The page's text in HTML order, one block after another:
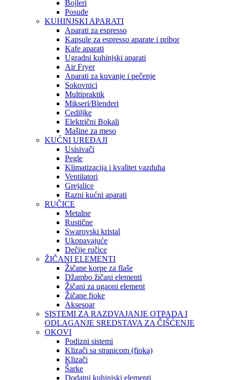
Bojleri
Posuđe
KUHINJSKI APARATI
Aparati za espresso
Kapsule za espresso aparate i pribor
Kafe aparati
Ugradni kuhinjski aparati
Air Fryer
Aparati za kuvanje i pečenje
Sokovnici
Multipraktik
Mikseri/Blenderi
Cediljke
Električni Bokali
Mašine za meso
KUĆNI UREĐAJI
Usisivači
Pegle
Klimatizacija i kvalitet vazduha
Ventilatori
Grejalice
Razni kućni aparati
RUČICE
Metalne
Rustične
Swarovski kristal
Ukopavajuće
Dečije ručice
ŽIČANI ELEMENTI
Žičane korpe za flaše
Džambo žičani elementi
Žičani za ugaoni element
Žičane fioke
Aksesoar
SISTEMI ZA RAZDVAJANJE OTPADA I
ODLAGANJE SREDSTAVA ZA ČIŠĆENJE
OKOVI
Podizni sistemi
Klizači sa stranicom (fioka)
Klizači
Šarke
Dodatni kuhinjski elementi